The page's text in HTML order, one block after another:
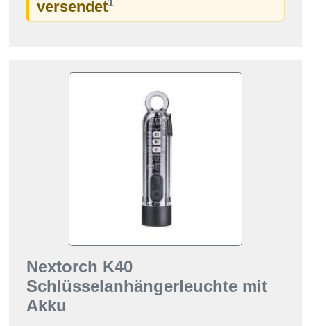
versendet
Nextorch K40
Schlüsselanhängerleuchte mit
Akku